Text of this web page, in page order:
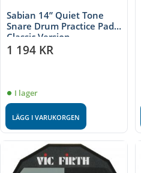
Sabian 14” Quiet Tone
Snare Drum Practice Pad –
Classic Version
1 194 KR
I lager
LÄGG I VARUKORGEN